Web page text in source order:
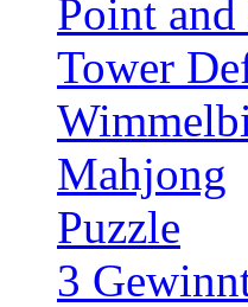
Point
Tower
Mahjong
Puzzle
3